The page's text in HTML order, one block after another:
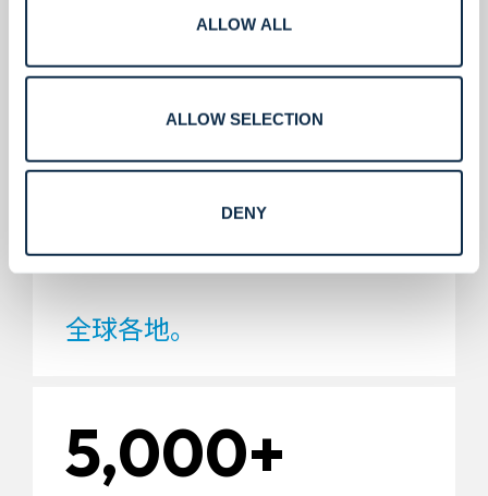
ALLOW ALL
ALLOW SELECTION
DENY
400+
证书和执照。
220+
全球各地。
5,000+